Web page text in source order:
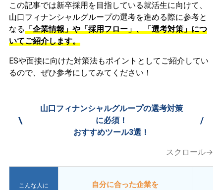
この記事では新卒採用を目指している就活生に向けて、
山口フィナンシャルグループの選考を進める際に参考と
なる「企業情報」や「採用フロー」、「選考対策」につ
いてご紹介します。
ESや面接に向けた対策法もポイントとしてご紹介してい
るので、ぜひ参考にしてみてください！
\
山口フィナンシャルグループの選考対策
に必須！
おすすめツール3選！
/
スクロール→
こんな人に
自分に合った企業を